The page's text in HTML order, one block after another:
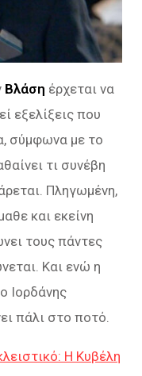
Βλάση έρχεται να
εξελίξεις που
σύμφωνα με το
τι συνέβη
Πληγωμένη,
και εκείνη
τους πάντες
Και ενώ η
Ιορδάνης
πάλι στο ποτό.
Η Κυβέλη